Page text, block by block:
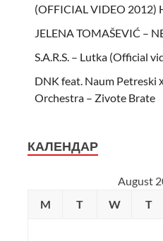
(OFFICIAL VIDEO 2012)
JELENA TOMAŠEVIĆ –
S.A.R.S. – Lutka (Official
DNK feat. Naum Petreski
Orchestra – Zivote Brate
КАЛЕНДАР
August
M
T W T